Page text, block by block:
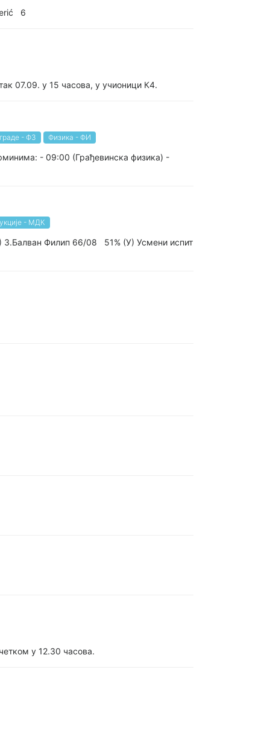
6
07.09. у 15 часова, у учионици К4.
- ФЗ Физика - ФИ
- 09:00 (Грађевинска физика) -
- МДК
Филип 66/08 51% (У) Усмени испит
у 12.30 часова.